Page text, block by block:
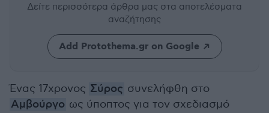
Δείτε περισσότερα άρθρα μας στα αποτελέσματα
αναζήτησης
Add Protothema.gr on Google
Ένας 17χρονος Σύρος συνελήφθη στο
Αμβούργο ως ύποπτος για τον σχεδιασμό